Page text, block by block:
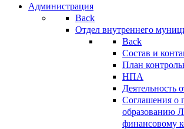
Администрация
Back
Отдел внутреннего
Back
Состав и
План
НПА
Деятельность
Соглашения о
образованию
финансовому